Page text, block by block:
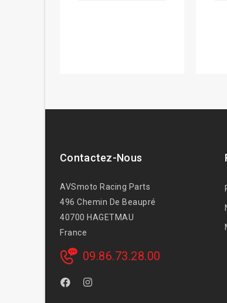
Contactez-Nous
AVSmoto Racing Parts
496 Chemin De Beaupré
40700 HAGETMAU
France
09.86.73.28.00